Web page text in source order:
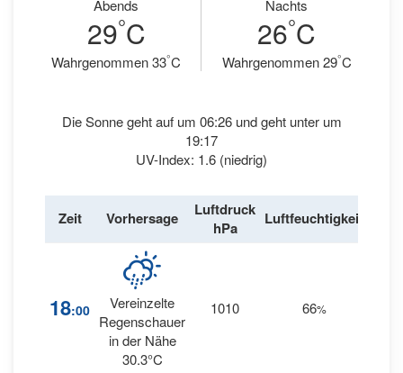
Abends
29°C
Wahrgenommen 33°C
Nachts
26°C
Wahrgenommen 29°C
Die Sonne geht auf um 06:26 und geht unter um
19:17
UV-Index: 1.6 (niedrig)
Zeit Vorhersage
Luftdruck
hPa
Luftfeuchtigkeit
18:00
Vereinzelte
Regenschauer
in der Nähe
30.3°C
1010 66%